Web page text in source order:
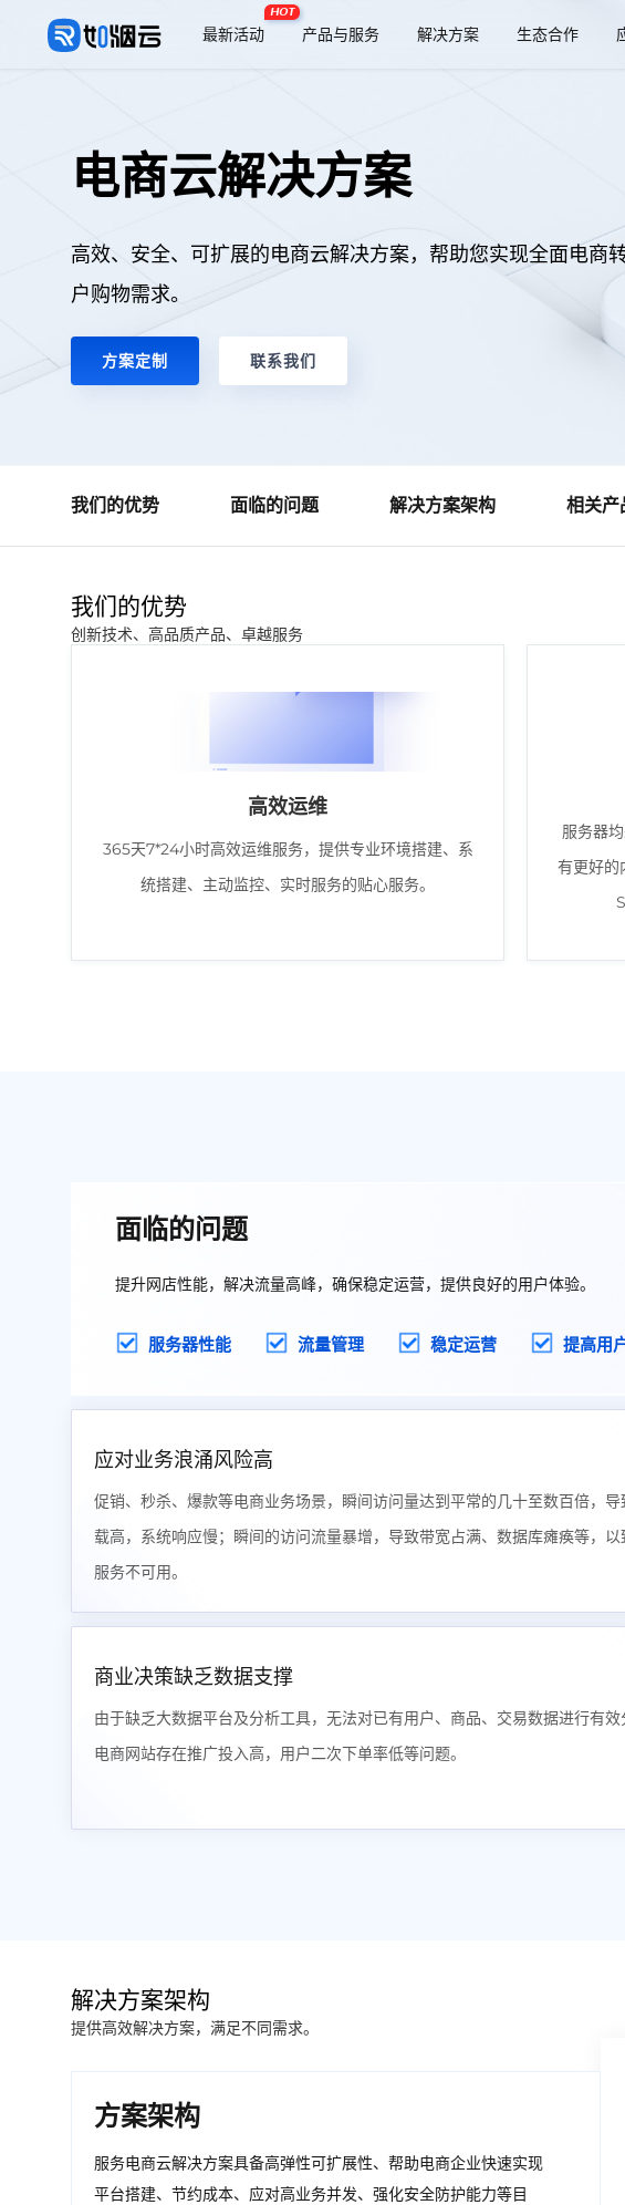
最新活动
HOT
产品与服务 解决方案 生态合作
电商云解决方案
高效、安全、可扩展的电商云解决方案，帮助您实现全面电商
户购物需求。
方案定制 联系我们
我们的优势 面临的问题 解决方案架构 相关产
我们的优势
创新技术、高品质产品、卓越服务
高效运维
365天7*24小时高效运维服务，提供专业环境搭建、系
统搭建、主动监控、实时服务的贴心服务。
服务器
有更好的
面临的问题
提升网店性能，解决流量高峰，确保稳定运营，提供良好的用户体验。
服务器性能 流量管理 稳定运营 提高用
应对业务浪涌风险高
促销、秒杀、爆款等电商业务场景，瞬间访问量达到平常的几十至数百倍，导
载高，系统响应慢；瞬间的访问流量暴增，导致带宽占满、数据库瘫痪等，
服务不可用。
商业决策缺乏数据支撑
由于缺乏大数据平台及分析工具，无法对已有用户、商品、交易数据进行有
电商网站存在推广投入高，用户二次下单率低等问题。
解决方案架构
提供高效解决方案，满足不同需求。
方案架构
服务电商云解决方案具备高弹性可扩展性、帮助电商企业快速实现
平台搭建、节约成本、应对高业务并发、强化安全防护能力等目